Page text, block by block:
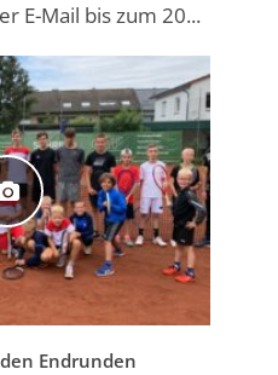
E-Mail bis zum 20...
Endrunden